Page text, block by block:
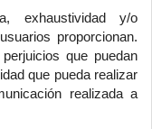
exhaustividad y/o
proporcionan.
que puedan
que pueda realizar
realizada a